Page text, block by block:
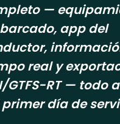
—
app del
real y
GTFS-RT — todo
día de